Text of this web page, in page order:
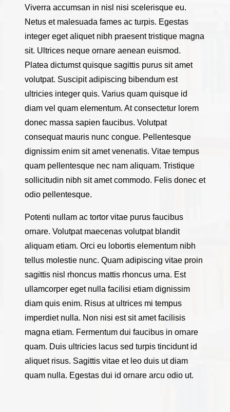
Viverra accumsan in nisl nisi scelerisque eu.
Netus et malesuada fames ac turpis. Egestas
integer eget aliquet nibh praesent tristique magna
sit. Ultrices neque ornare aenean euismod.
Platea dictumst quisque sagittis purus sit amet
volutpat. Suscipit adipiscing bibendum est
ultricies integer quis. Varius quam quisque id
diam vel quam elementum. At consectetur lorem
donec massa sapien faucibus. Volutpat
consequat mauris nunc congue. Pellentesque
dignissim enim sit amet venenatis. Vitae tempus
quam pellentesque nec nam aliquam. Tristique
sollicitudin nibh sit amet commodo. Felis donec et
odio pellentesque.
Potenti nullam ac tortor vitae purus faucibus
ornare. Volutpat maecenas volutpat blandit
aliquam etiam. Orci eu lobortis elementum nibh
tellus molestie nunc. Quam adipiscing vitae proin
sagittis nisl rhoncus mattis rhoncus urna. Est
ullamcorper eget nulla facilisi etiam dignissim
diam quis enim. Risus at ultrices mi tempus
imperdiet nulla. Non nisi est sit amet facilisis
magna etiam. Fermentum dui faucibus in ornare
quam. Duis ultricies lacus sed turpis tincidunt id
aliquet risus. Sagittis vitae et leo duis ut diam
quam nulla. Egestas dui id ornare arcu odio ut.